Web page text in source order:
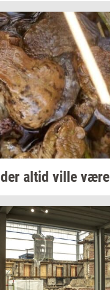
der altid ville være